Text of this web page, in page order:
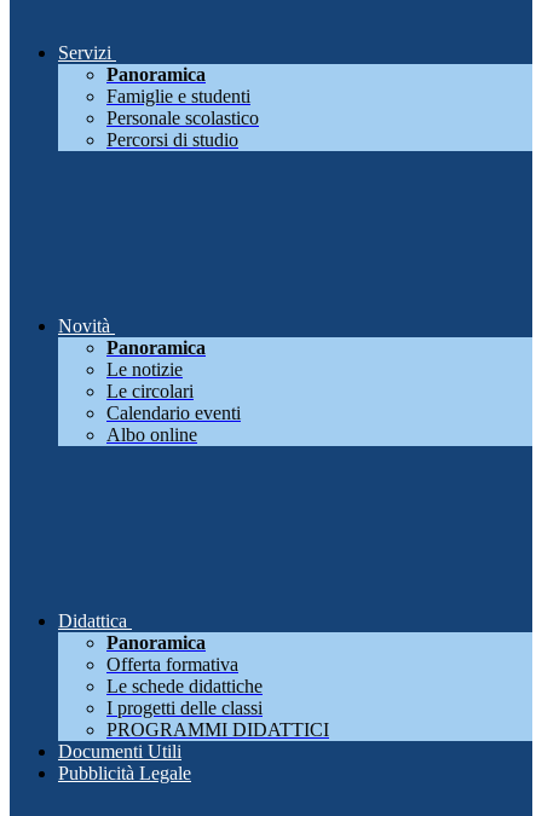
Servizi
Panoramica
Famiglie e studenti
Personale scolastico
Percorsi di studio
Novità
Panoramica
Le notizie
Le circolari
Calendario eventi
Albo online
Didattica
Panoramica
Offerta formativa
Le schede didattiche
I progetti delle classi
PROGRAMMI DIDATTICI
Documenti Utili
Pubblicità Legale